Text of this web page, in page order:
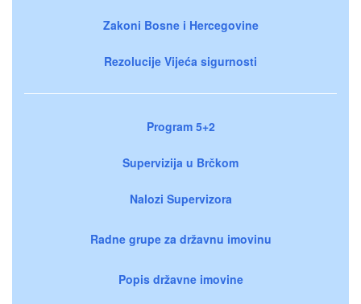
Zakoni Bosne i Hercegovine
Rezolucije Vijeća sigurnosti
Program 5+2
Supervizija u Brčkom
Nalozi Supervizora
Radne grupe za državnu imovinu
Popis državne imovine